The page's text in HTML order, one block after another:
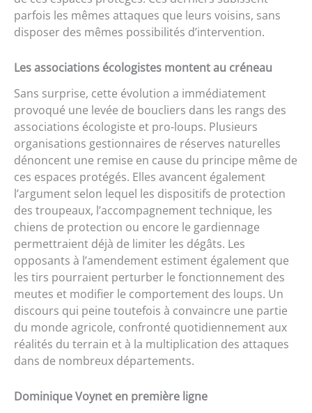
parfois les mêmes attaques que leurs voisins, sans
disposer des mêmes possibilités d’intervention.
Les associations écologistes montent au créneau
Sans surprise, cette évolution a immédiatement
provoqué une levée de boucliers dans les rangs des
associations écologiste et pro-loups. Plusieurs
organisations gestionnaires de réserves naturelles
dénoncent une remise en cause du principe même de
ces espaces protégés. Elles avancent également
l’argument selon lequel les dispositifs de protection
des troupeaux, l’accompagnement technique, les
chiens de protection ou encore le gardiennage
permettraient déjà de limiter les dégâts. Les
opposants à l’amendement estiment également que
les tirs pourraient perturber le fonctionnement des
meutes et modifier le comportement des loups. Un
discours qui peine toutefois à convaincre une partie
du monde agricole, confronté quotidiennement aux
réalités du terrain et à la multiplication des attaques
dans de nombreux départements.
Dominique Voynet en première ligne